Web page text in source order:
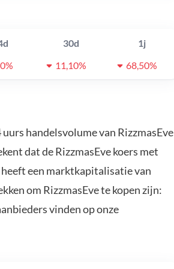
30d
1j
11,10% 68,50%
uurs handelsvolume van RizzmasEve
dat de RizzmasEve koers met
heeft een marktkapitalisatie van
om RizzmasEve te kopen zijn:
vinden op onze